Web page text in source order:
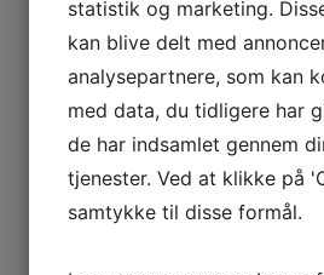
Ukrudtsbørster
Tohjulede Traktorer
Rengøringsmaskiner
Generator
Vandpumper
Stamper og Pladevibrator
Plænelufter
Komposter
Jordbor
statistik og marketing.
kan blive delt med
analysepartnere, som kan
med data, du tidligere har
de har indsamlet gennem
tjenester. Ved at klikke på
samtykke til disse formål.